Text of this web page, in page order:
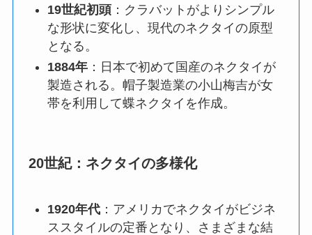
19世紀初頭 ： クラバットがよりシンプル
な形状に変化し、現代のネクタイの原型
となる。
1884年 ： 日本で初めて国産のネクタイが
製造される。帽子製造業の小山梅吉が女
帯を利用して蝶ネクタイを作成。
20世紀：ネクタイの多様化
1920年代 ： アメリカでネクタイがビジネ
ススタイルの定番となり、さまざまな結